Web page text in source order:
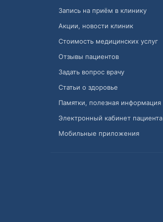
Запись на приём в клинику
Акции, новости клиник
Стоимость медицинских услуг
Отзывы пациентов
Задать вопрос врачу
Статьи о здоровье
Памятки, полезная информация
Электронный кабинет пациента
Мобильные приложения